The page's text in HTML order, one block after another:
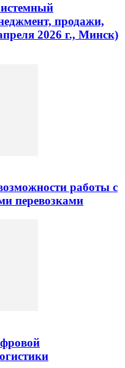
продажи,
2026 г., Минск)
работы с
перевозками